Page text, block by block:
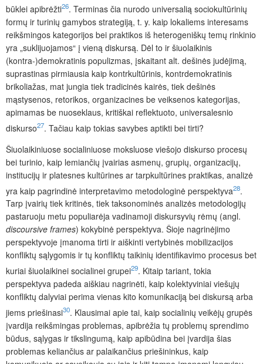
būklei apibrėžti26. Terminas čia nurodo universalią sociokultūrinių
formų ir turinių gamybos strategiją, t. y. kaip lokaliems interesams
reikšmingos kategorijos bei praktikos iš heterogeniškų temų rinkinio
yra „suklijuojamos“ į vieną diskursą. Dėl to ir šiuolaikinis
(kontra-)demokratinis populizmas, įskaitant alt. dešinės judėjimą,
suprastinas pirmiausia kaip kontrkultūrinis, kontrdemokratinis
brikoliažas, mat jungia tiek tradicinės kairės, tiek dešinės
mąstysenos, retorikos, organizacines be veiksenos kategorijas,
apimamas be nuoseklaus, kritiškai reflektuoto, universalesnio
diskurso27. Tačiau kaip tokias savybes aptikti bei tirti?
Šiuolaikiniuose socialiniuose moksluose viešojo diskurso procesų
bei turinio, kaip lemiančių įvairias asmenų, grupių, organizacijų,
institucijų ir platesnes kultūrines ar tarpkultūrines praktikas, analizė
yra kaip pagrindinė interpretavimo metodologinė perspektyva28.
Tarp įvairių tiek kritinės, tiek taksonominės analizės metodologijų
pastaruoju metu populiarėja vadinamoji diskursyvių rėmų (angl.
discoursive frames) kokybinė perspektyva. Šioje nagrinėjimo
perspektyvoje įmanoma tirti ir aiškinti vertybinės mobilizacijos
konfliktų sąlygomis ir tų konfliktų taikinių identifikavimo procesus bet
kuriai šiuolaikinei socialinei grupei29. Kitaip tariant, tokia
perspektyva padeda aiškiau nagrinėti, kaip kolektyviniai viešųjų
konfliktų dalyviai perima vienas kito komunikaciją bei diskursą arba
jiems priešinasi30. Klausimai apie tai, kaip socialinių veikėjų grupės
įvardija reikšmingas problemas, apibrėžia tų problemų sprendimo
būdus, sąlygas ir tikslingumą, kaip apibūdina bei įvardija šias
problemas keliančius ar palaikančius priešininkus, kaip